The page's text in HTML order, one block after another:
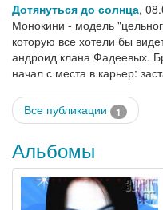
Дотянуться до солнца,
Монокини - модель
которую все хотели бы
андроид клана Фадеевых.
начал с места в карьер:
Все публикации 1
Альбомы